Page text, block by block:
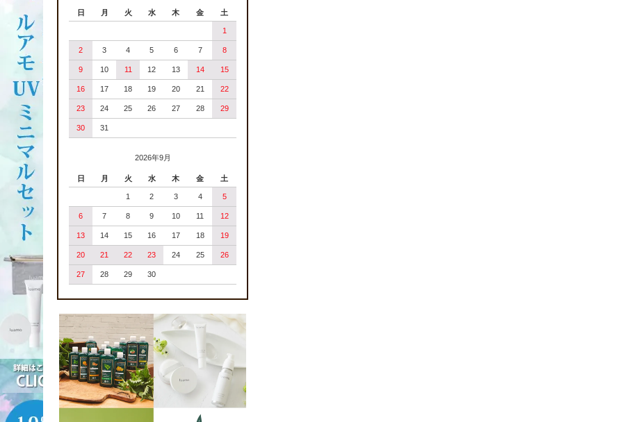
日 月 火 水 木 金 土
1
2 3 4 5 6 7 8
9 10 11 12 13 14 15
16 17 18 19 20 21 22
23 24 25 26 27 28 29
30 31
2026年9月
日 月 火 水 木 金 土
1 2 3 4 5
6 7 8 9 10 11 12
13 14 15 16 17 18 19
20 21 22 23 24 25 26
27 28 29 30